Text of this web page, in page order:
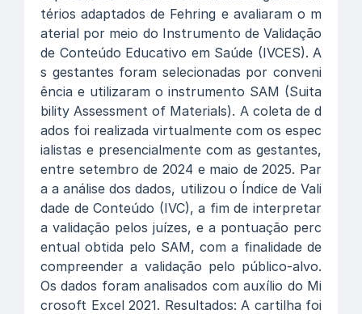
térios adaptados de Fehring e avaliaram o m
aterial por meio do Instrumento de Validação
de Conteúdo Educativo em Saúde (IVCES). A
s gestantes foram selecionadas por conveni
ência e utilizaram o instrumento SAM (Suita
bility Assessment of Materials). A coleta de d
ados foi realizada virtualmente com os espec
ialistas e presencialmente com as gestantes,
entre setembro de 2024 e maio de 2025. Par
a a análise dos dados, utilizou o Índice de Vali
dade de Conteúdo (IVC), a fim de interpretar
a validação pelos juízes, e a pontuação perc
entual obtida pelo SAM, com a finalidade de
compreender a validação pelo público-alvo.
Os dados foram analisados com auxílio do Mi
crosoft Excel 2021. Resultados: A cartilha foi